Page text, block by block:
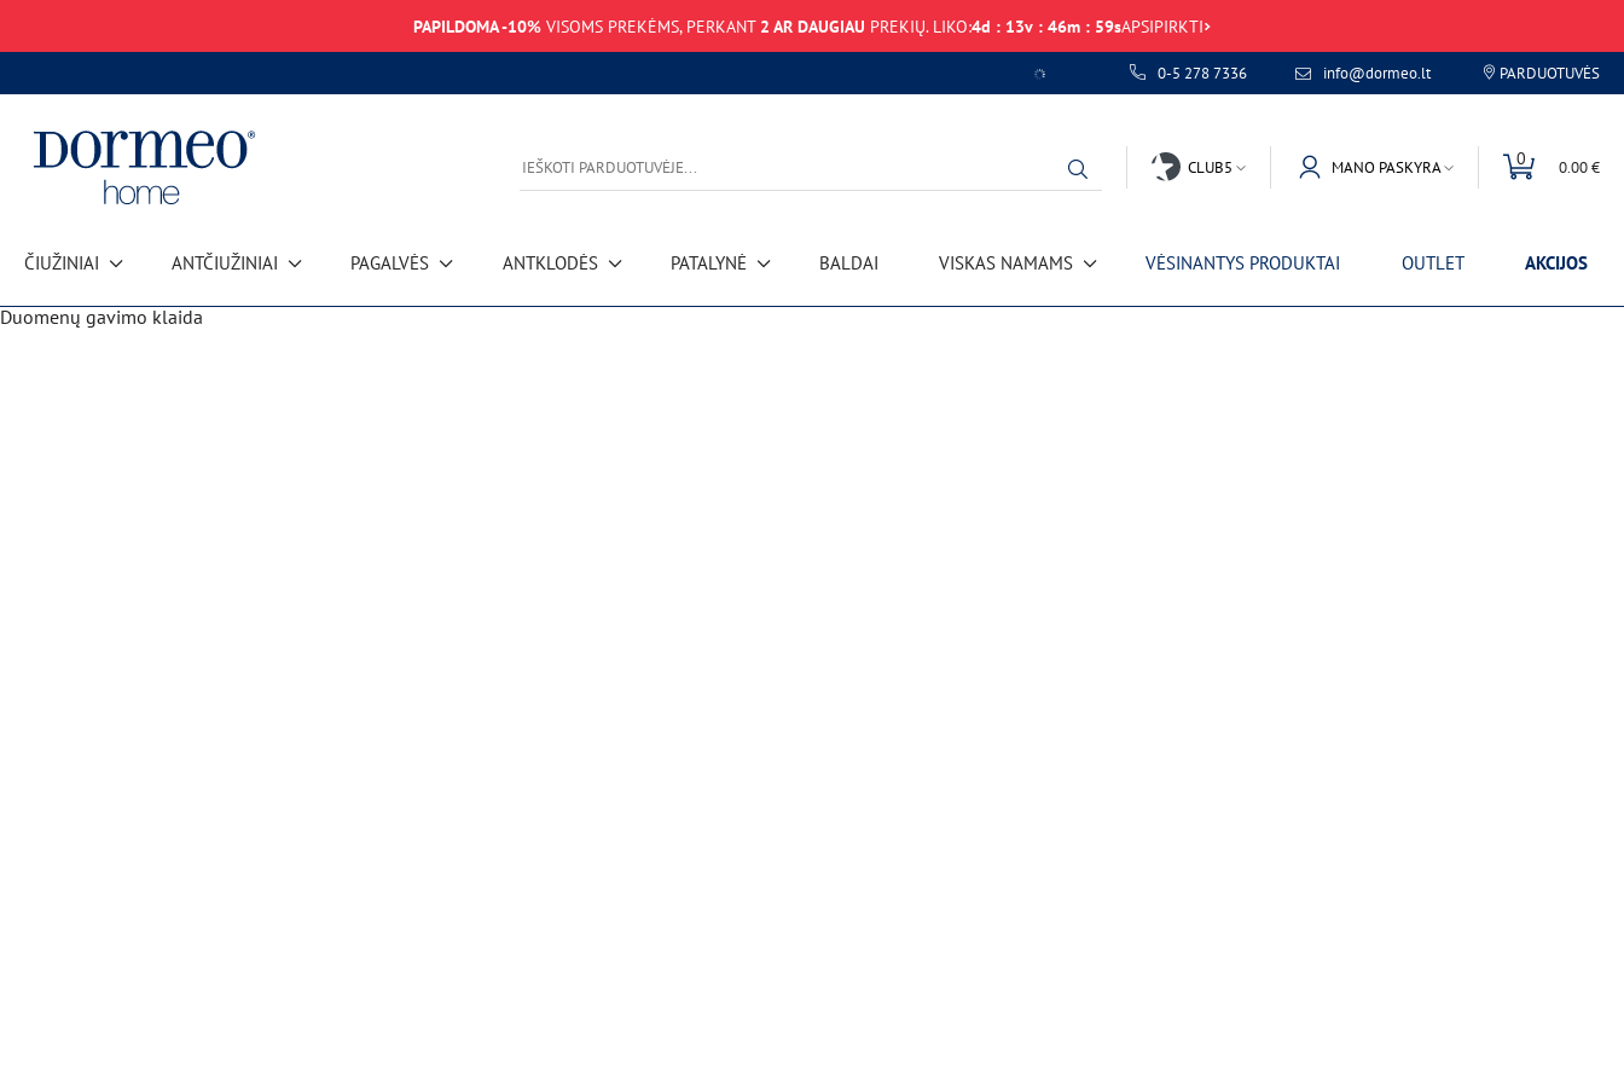
PAPILDOMA -10% VISOMS PREKĖMS, PERKANT 2 AR DAUGIAU PREKIŲ. LIKO:4d : 13v : 46m : 59sAPSIPIRKTI
0-5 278 7336 info@dormeo.lt PARDUOTUVĖS
CLUB5 MANO PASKYRA 0 0.00 €
ČIUŽINIAI ANTČIUŽINIAI PAGALVĖS ANTKLODĖS PATALYNĖ BALDAI VISKAS NAMAMS VĖSINANTYS PRODUKTAI OUTLET AKCIJOS
Duomenų gavimo klaida